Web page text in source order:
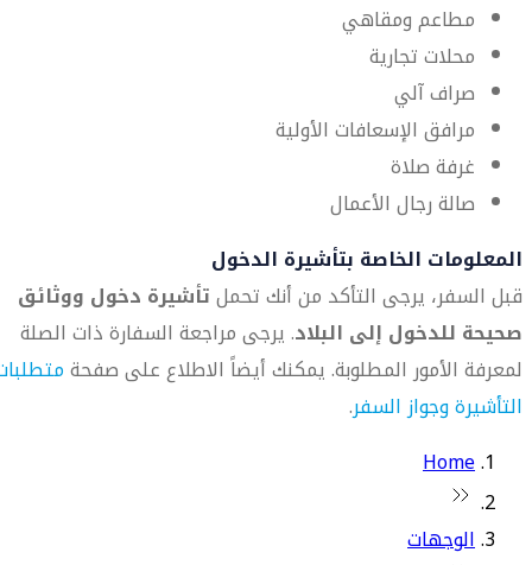
مطاعم ومقاهي
محلات تجارية
صراف آلي
مرافق الإسعافات الأولية
غرفة صلاة
صالة رجال الأعمال
المعلومات الخاصة بتأشيرة الدخول
قبل السفر، يرجى التأكد من أنك تحملتأشيرة دخول ووثائق
صحيحة للدخول إلى البلاد. يرجى مراجعة السفارة ذات الصلة
لمعرفة الأمور المطلوبة. يمكنك أيضاً الاطلاع على صفحة
التأشيرة وجواز السفر.
Home
الوجهات